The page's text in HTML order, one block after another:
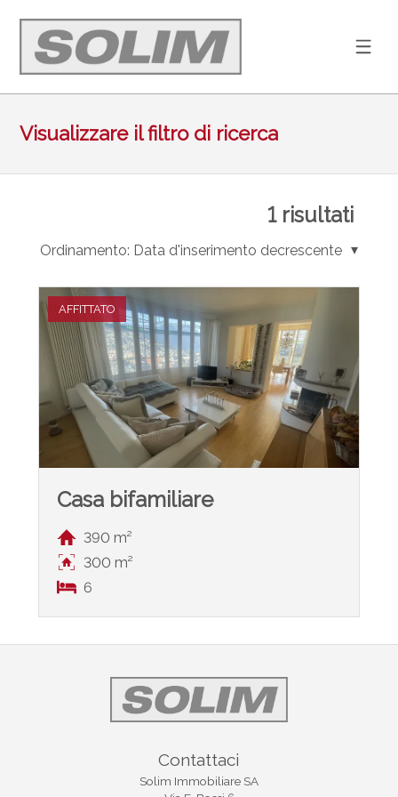
Visualizzare il filtro di ricerca
1risultati
Ordinamento: Data d'inserimento decrescente
AFFITTATO
Casa bifamiliare
390 m²
300 m²
6
Contattaci
Solim Immobiliare SA